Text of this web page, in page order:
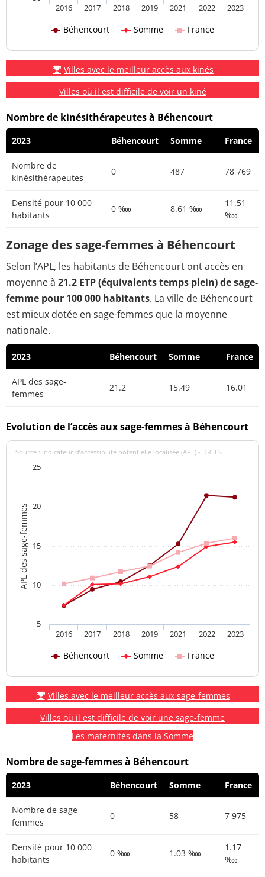
Béhencourt Somme France
2016 2017 2018 2019 2021 2022 2023
Villes avec le meilleur accès aux kinés
Villes où il est difficile de voir un kiné
Nombre de kinésithérapeutes à Béhencourt
2023 Béhencourt Somme France
Nombre de
kinésithérapeutes
0 487 78 769
Densité pour 10 000
habitants
0 ‱ 8.61 ‱
11.51
‱
Zonage des sage-femmes à Béhencourt
Selon l’APL, les habitants de Béhencourt ont accès en
moyenne à 21.2 ETP (équivalents temps plein) de sage-
femme pour 100 000 habitants. La ville de Béhencourt
est mieux dotée en sage-femmes que la moyenne
nationale.
2023 Béhencourt Somme France
APL des sage-
femmes
21.2 15.49 16.01
Evolution de l’accès aux sage-femmes à Béhencourt
APL des sage-femmes
Source : indicateur d’accessibilité potentielle localisée (APL) - DREES
Béhencourt Somme France
2016 2017 2018 2019 2021 2022 2023
5
10
15
20
25
Villes avec le meilleur accès aux sage-femmes
Villes où il est difficile de voir une sage-femme
Les maternités dans la Somme
Nombre de sage-femmes à Béhencourt
2023 Béhencourt Somme France
Nombre de sage-
femmes
0 58 7 975
Densité pour 10 000
habitants
0 ‱ 1.03 ‱
1.17
‱